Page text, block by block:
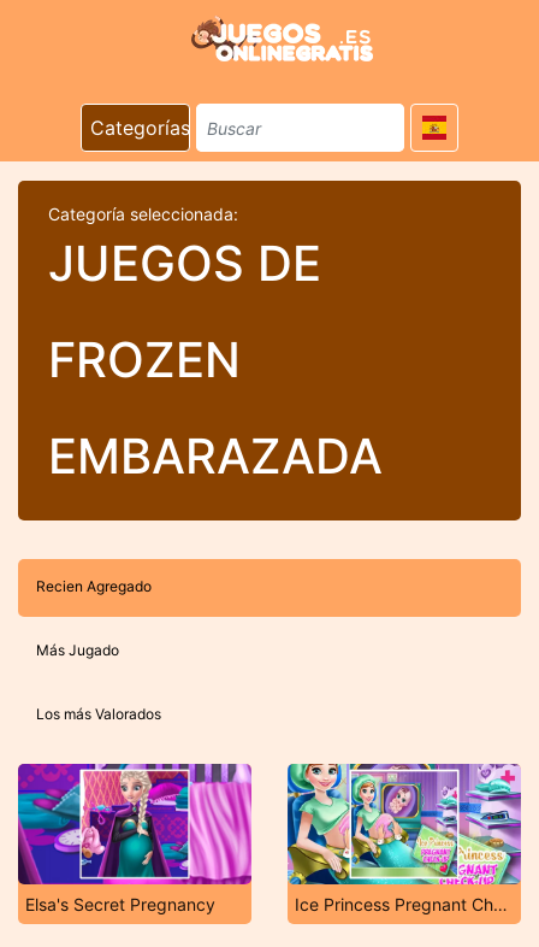
Categorías
Categoría seleccionada:
JUEGOS DE
FROZEN
EMBARAZADA
Recien Agregado
Más Jugado
Los más Valorados
Elsa's Secret Pregnancy Ice Princess Pregnant Check Up